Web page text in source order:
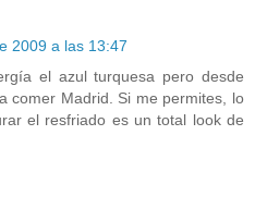
2009 a las 13:47
el azul turquesa pero desde
comer Madrid. Si me permites, lo
el resfriado es un total look de